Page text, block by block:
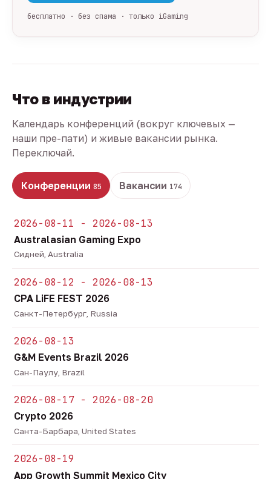
бесплатно · без спама · только iGaming
Что в индустрии
Календарь конференций (вокруг ключевых —
наши пре-пати) и живые вакансии рынка.
Переключай.
Конференции 85 Вакансии 174
2026-08-11 - 2026-08-13
Australasian Gaming Expo
Сидней, Australia
2026-08-12 - 2026-08-13
CPA LiFE FEST 2026
Санкт-Петербург, Russia
2026-08-13
G&M Events Brazil 2026
Сан-Паулу, Brazil
2026-08-17 - 2026-08-20
Crypto 2026
Санта-Барбара, United States
2026-08-19
App Growth Summit Mexico City